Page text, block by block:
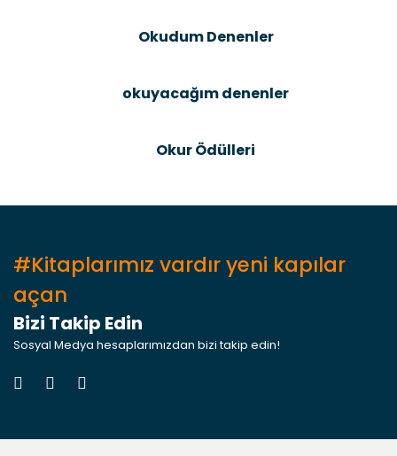
Okudum Denenler
okuyacağım denenler
Okur Ödülleri
#Kitaplarımız vardır yeni kapılar
açan
Bizi Takip Edin
Sosyal Medya hesaplarımızdan bizi takip edin!